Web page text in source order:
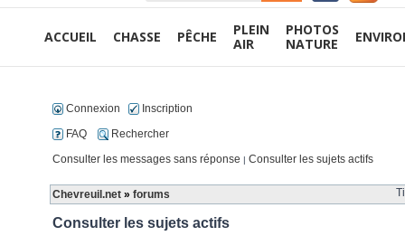
ACCUEIL CHASSE PÊCHE
PLEIN
AIR
PHOTOS
NATURE
Connexion
Inscription
FAQ
Rechercher
Consulter les messages sans réponse | Consulter les sujets actifs
Chevreuil.net » forums
Consulter les sujets actifs